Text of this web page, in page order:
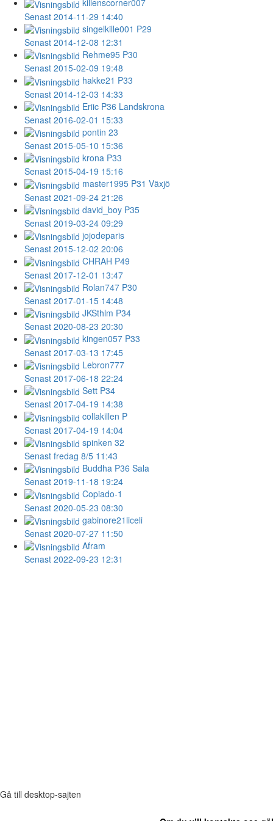
killenscorner007
Senast 2014-11-29 14:40
singelkille001 P29
Senast 2014-12-08 12:31
Rehme95 P30
Senast 2015-02-09 19:48
hakke21 P33
Senast 2014-12-03 14:33
Eriic P36 Landskrona
Senast 2016-02-01 15:33
pontin 23
Senast 2015-05-10 15:36
krona P33
Senast 2015-04-19 15:16
master1995 P31 Växjö
Senast 2021-09-24 21:26
david_boy P35
Senast 2019-03-24 09:29
jojodeparis
Senast 2015-12-02 20:06
CHRAH P49
Senast 2017-12-01 13:47
Rolan747 P30
Senast 2017-01-15 14:48
JKSthlm P34
Senast 2020-08-23 20:30
kingen057 P33
Senast 2017-03-13 17:45
Lebron777
Senast 2017-06-18 22:24
Sett P34
Senast 2017-04-19 14:38
collakillen P
Senast 2017-04-19 14:04
spinken 32
Senast fredag 8/5 11:43
Buddha P36 Sala
Senast 2019-11-18 19:24
Copiado-1
Senast 2020-05-23 08:30
gabinore21liceli
Senast 2020-07-27 11:50
Afram
Senast 2022-09-23 12:31
Gå till desktop-sajten